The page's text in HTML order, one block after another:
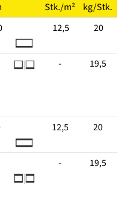
Stk./m²
kg/Stk.
12,5 20
- 19,5
12,5 20
- 19,5